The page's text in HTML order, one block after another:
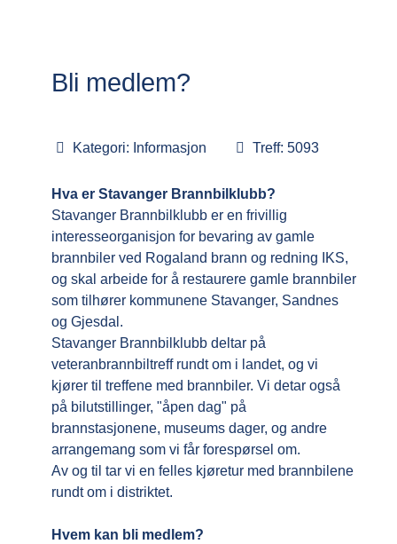
Bli medlem?
Kategori: Informasjon Treff: 5093
Hva er Stavanger Brannbilklubb?
Stavanger Brannbilklubb er en frivillig
interesseorganisjon for bevaring av gamle
brannbiler ved Rogaland brann og redning IKS,
og skal arbeide for å restaurere gamle brannbiler
som tilhører kommunene Stavanger, Sandnes
og Gjesdal.
Stavanger Brannbilklubb deltar på
veteranbrannbiltreff rundt om i landet, og vi
kjører til treffene med brannbiler. Vi detar også
på bilutstillinger, "åpen dag" på
brannstasjonene, museums dager, og andre
arrangemang som vi får forespørsel om.
Av og til tar vi en felles kjøretur med brannbilene
rundt om i distriktet.
Hvem kan bli medlem?